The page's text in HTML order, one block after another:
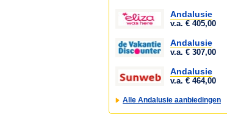
Andalusie
v.a. € 405,00
Andalusie
v.a. € 307,00
Andalusie
v.a. € 464,00
Alle Andalusie aanbiedingen